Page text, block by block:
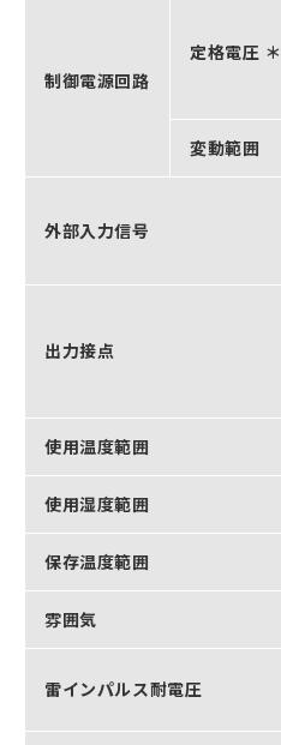
制御電源回路
定格電圧 ＊
変動範囲
外部入力信号
出力接点
使用温度範囲
使用湿度範囲
保存温度範囲
雰囲気
雷インパルス耐電圧